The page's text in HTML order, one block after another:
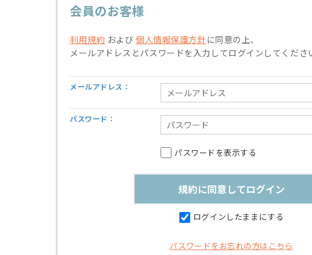
会員のお客様
利用規約 および個人情報保護方針 に同意の上、
メールアドレスとパスワードを入力してログインしてくださ
メールアドレス：
パスワード：
パスワードを表示する
ログインしたままにする
パスワードをお忘れの方はこちら